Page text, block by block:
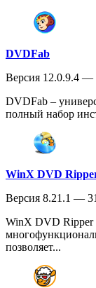
DVDFab
Версия 12.0.9.4
DVDFab –
полный набор
WinX DVD
Версия 8.21.1 —
WinX DVD Ripper
позволяет...